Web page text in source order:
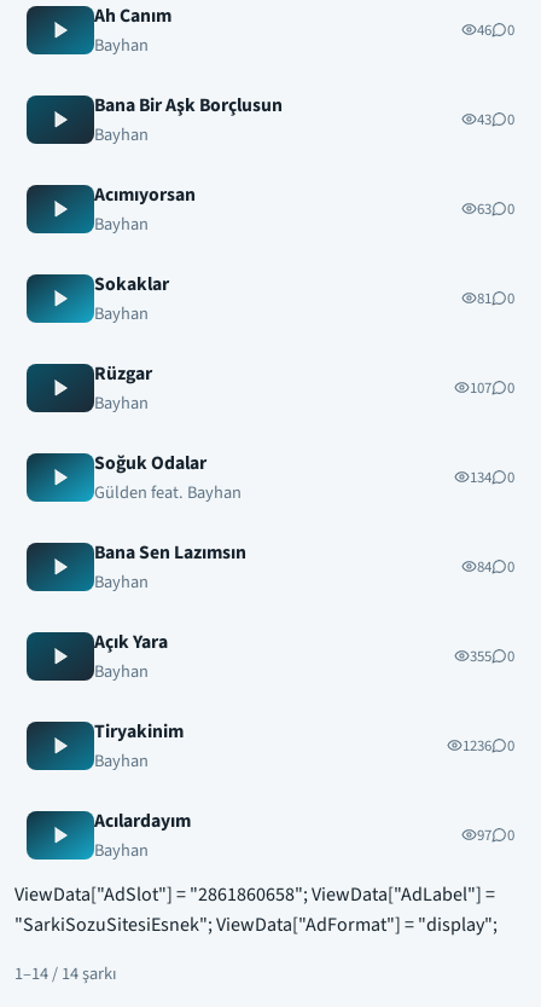
Ah Canım
Bayhan
46 0
Bana Bir Aşk Borçlusun
Bayhan
43 0
Acımıyorsan
Bayhan
63 0
Sokaklar
Bayhan
81 0
Rüzgar
Bayhan
107 0
Soğuk Odalar
Gülden feat. Bayhan
134 0
Bana Sen Lazımsın
Bayhan
84 0
Açık Yara
Bayhan
355 0
Tiryakinim
Bayhan
1236 0
Acılardayım
Bayhan
97 0
ViewData["AdSlot"] = "2861860658"; ViewData["AdLabel"] =
"SarkiSozuSitesiEsnek"; ViewData["AdFormat"] = "display";
1–14 / 14 şarkı